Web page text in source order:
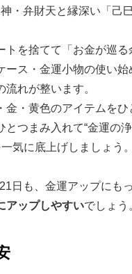
・弁財天と縁深い「己
を捨てて「お金が巡る
ース・金運小物の使い
れが整います。
・黄色のアイテムをひ
つまみ入れて“金運の
気に底上げしましょう。
日も、金運アップにも
アップしやすいでしょう